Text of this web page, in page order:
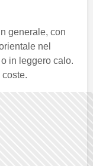
generale, con
nel
in leggero calo.